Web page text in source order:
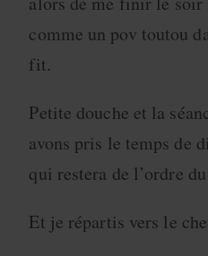
comme un pov toutou
fit.
Petite douche et la
avons pris le temps de
qui restera de l’ordre
Et je répartis vers le